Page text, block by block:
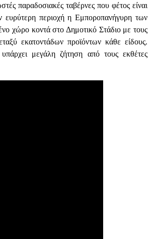
παραδοσιακές ταβέρνες που φέτος είναι
ευρύτερη περιοχή η Εμποροπανήγυρη των
χώρο κοντά στο Δημοτικό Στάδιο με τους
εκατοντάδων προϊόντων κάθε είδους.
μεγάλη ζήτηση από τους εκθέτες